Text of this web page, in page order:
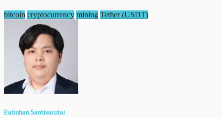
bitcoin cryptocurrency mining Tether (USDT)
Patiphan Santivarotai